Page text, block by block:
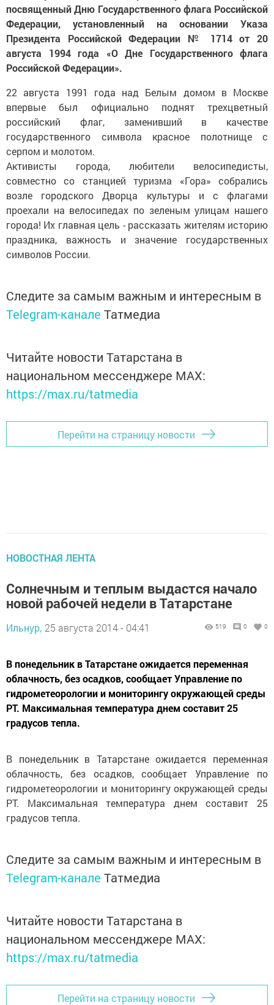
посвященный Дню Государственного флага Российской
Федерации, установленный на основании Указа
Президента Российской Федерации № 1714 от 20
августа 1994 года «О Дне Государственного флага
Российской Федерации».
22 августа 1991 года над Белым домом в Москве
впервые был официально поднят трехцветный
российский флаг, заменивший в качестве
государственного символа красное полотнище с
серпом и молотом.
Активисты города, любители велосипедисты,
совместно со станцией туризма «Гора» собрались
возле городского Дворца культуры и с флагами
проехали на велосипедах по зеленым улицам нашего
города! Их главная цель - рассказать жителям историю
праздника, важность и значение государственных
символов России.
Следите за самым важным и интересным в
Telegram-канале Татмедиа
Читайте новости Татарстана в
национальном мессенджере MАХ:
https://max.ru/tatmedia
Перейти на страницу новости
НОВОСТНАЯ ЛЕНТА
Солнечным и теплым выдастся начало
новой рабочей недели в Татарстане
Ильнур, 25 августа 2014 - 04:41 519 0 0
В понедельник в Татарстане ожидается переменная
облачность, без осадков, сообщает Управление по
гидрометеорологии и мониторингу окружающей среды
РТ. Максимальная температура днем составит 25
градусов тепла.
В понедельник в Татарстане ожидается переменная
облачность, без осадков, сообщает Управление по
гидрометеорологии и мониторингу окружающей среды
РТ. Максимальная температура днем составит 25
градусов тепла.
Следите за самым важным и интересным в
Telegram-канале Татмедиа
Читайте новости Татарстана в
национальном мессенджере MАХ:
https://max.ru/tatmedia
Перейти на страницу новости